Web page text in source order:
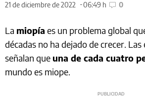
21 de diciembre de 2022
06:49 h 0
La miopía es un problema global
décadas no ha dejado de crecer.
señalan que una de cada cuatro
mundo es miope.